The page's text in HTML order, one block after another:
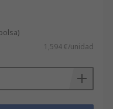
1,594 €/unidad